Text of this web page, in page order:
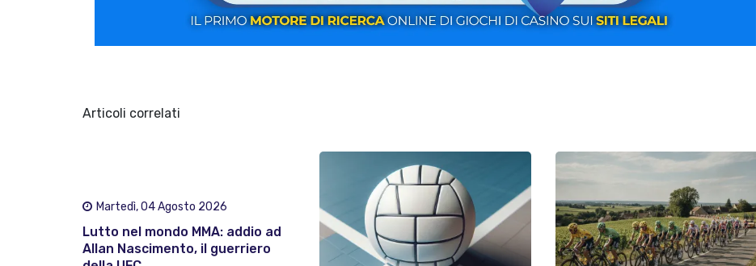
Articoli correlati
Martedì, 04 Agosto 2026
Lutto nel mondo MMA: addio ad
Allan Nascimento, il guerriero